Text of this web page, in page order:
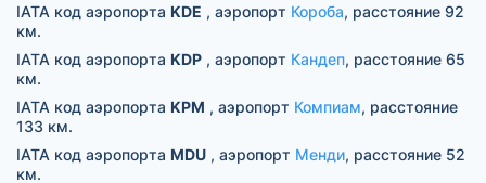
IATA код аэропорта KDE , аэропорт Короба, расстояние 92
км.
IATA код аэропорта KDP , аэропорт Кандеп, расстояние 65
км.
IATA код аэропорта KPM , аэропорт Компиам, расстояние
133 км.
IATA код аэропорта MDU , аэропорт Менди, расстояние 52
км.